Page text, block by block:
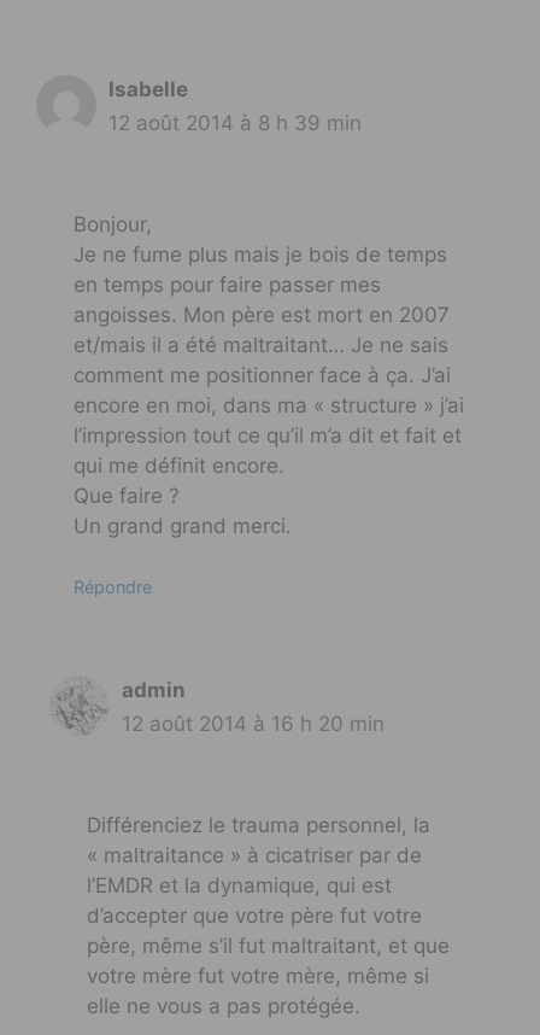
Isabelle
12 août 2014 à 8 h 39 min
Bonjour,
Je ne fume plus mais je bois de temps
en temps pour faire passer mes
angoisses. Mon père est mort en 2007
et/mais il a été maltraitant… Je ne sais
comment me positionner face à ça. J’ai
encore en moi, dans ma « structure » j’ai
l’impression tout ce qu’il m’a dit et fait et
qui me définit encore.
Que faire ?
Un grand grand merci.
Répondre
admin
12 août 2014 à 16 h 20 min
Différenciez le trauma personnel, la
« maltraitance » à cicatriser par de
l’EMDR et la dynamique, qui est
d’accepter que votre père fut votre
père, même s’il fut maltraitant, et que
votre mère fut votre mère, même si
elle ne vous a pas protégée.